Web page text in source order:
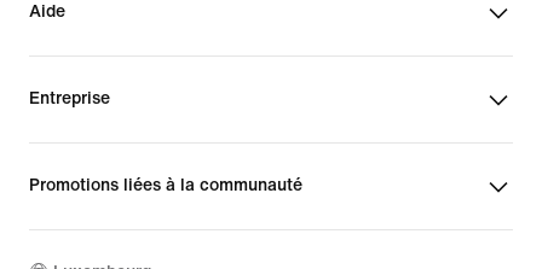
Aide
Entreprise
Promotions liées à la communauté